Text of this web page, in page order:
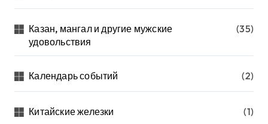
Казан, мангал и другие мужские
удовольствия
(35)
Календарь событий (2)
Китайские железки (1)